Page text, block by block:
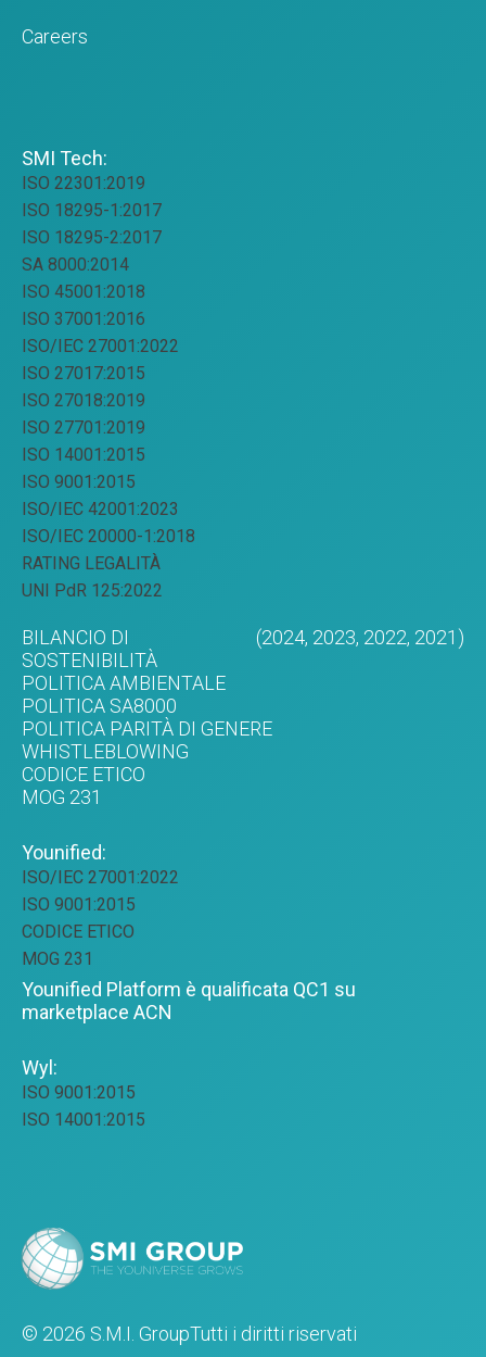
Careers
SMI Tech:
ISO 22301:2019
ISO 18295-1:2017
ISO 18295-2:2017
SA 8000:2014
ISO 45001:2018
ISO 37001:2016
ISO/IEC 27001:2022
ISO 27017:2015
ISO 27018:2019
ISO 27701:2019
ISO 14001:2015
ISO 9001:2015
ISO/IEC 42001:2023
ISO/IEC 20000-1:2018
RATING LEGALITÀ
UNI PdR 125:2022
BILANCIO DI
SOSTENIBILITÀ
(2024, 2023, 2022, 2021)
POLITICA AMBIENTALE
POLITICA SA8000
POLITICA PARITÀ DI GENERE
WHISTLEBLOWING
CODICE ETICO
MOG 231
Younified:
ISO/IEC 27001:2022
ISO 9001:2015
CODICE ETICO
MOG 231
Younified Platform è qualificata QC1 su
marketplace ACN
Wyl:
ISO 9001:2015
ISO 14001:2015
© 2026 S.M.I. GroupTutti i diritti riservati